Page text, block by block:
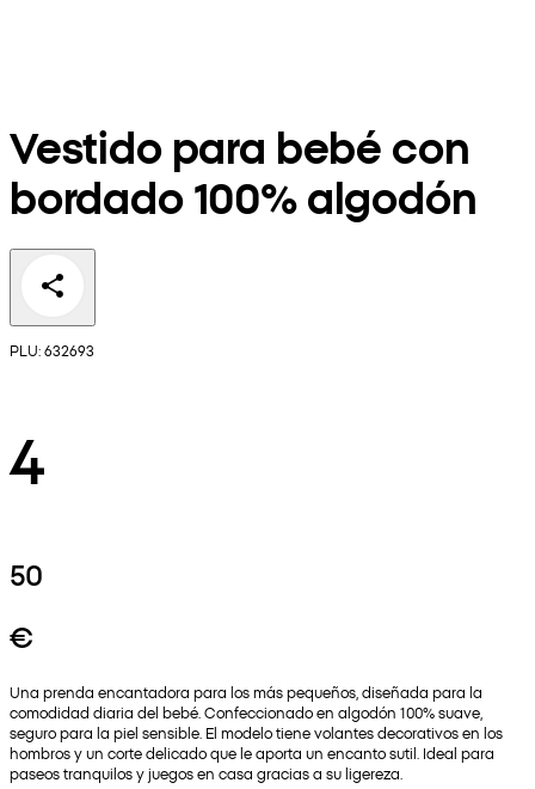
Vestido para bebé con
bordado 100% algodón
PLU: 632693
4
50
€
Una prenda encantadora para los más pequeños, diseñada para la
comodidad diaria del bebé. Confeccionado en algodón 100% suave,
seguro para la piel sensible. El modelo tiene volantes decorativos en los
hombros y un corte delicado que le aporta un encanto sutil. Ideal para
paseos tranquilos y juegos en casa gracias a su ligereza.